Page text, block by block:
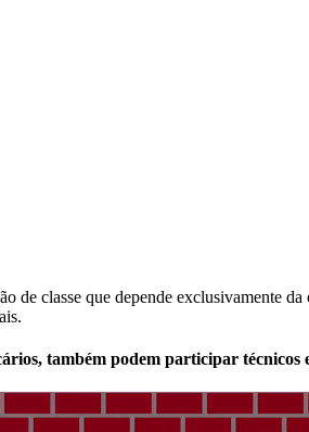
de classe que depende exclusivamente
também podem participar técnicos